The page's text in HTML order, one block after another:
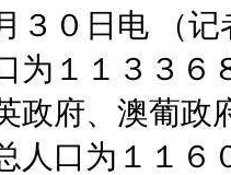
３０日电 （
为１１３３６
政府、澳葡政
人口为１１６